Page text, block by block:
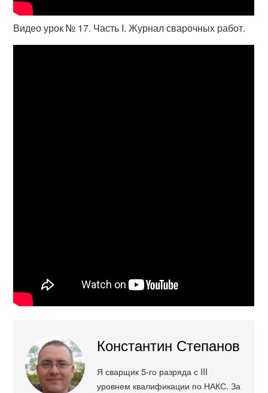
Видео урок № 17. Часть I. Журнал сварочных работ.
Константин Степанов
Я сварщик 5-го разряда с III
уровнем квалификации по НАКС. За